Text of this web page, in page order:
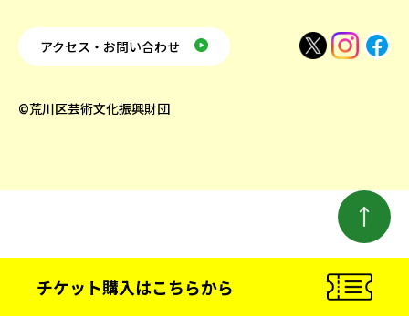
チケット購入はこちらから
アクセス・お問い合わせ
©荒川区芸術文化振興財団